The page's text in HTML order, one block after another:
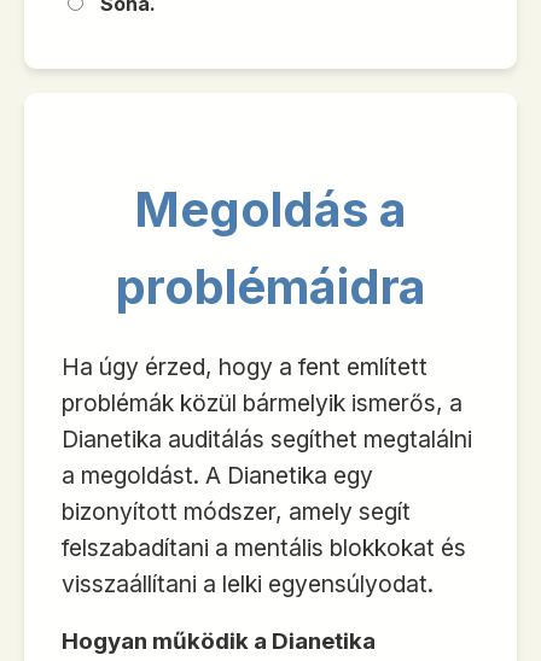
Megoldás a
problémáidra
Ha úgy érzed, hogy a fent említett
problémák közül bármelyik ismerős, a
Dianetika auditálás segíthet megtalálni
a megoldást. A Dianetika egy
bizonyított módszer, amely segít
felszabadítani a mentális blokkokat és
visszaállítani a lelki egyensúlyodat.
Hogyan működik a Dianetika